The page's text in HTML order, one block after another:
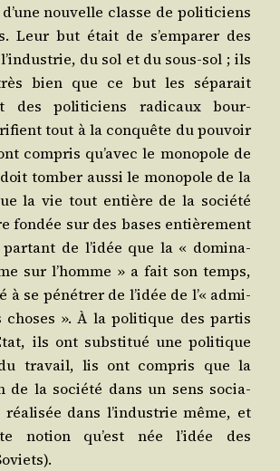
nou­velle classe de poli­ti­ciens
Leur but était de s’emparer des
du sol et du sous-sol ; ils
bien que ce but les sépa­rait
des poli­ti­ciens radi­caux bour­
tout à la conquête du pou­voir
com­pris qu’avec le mono­pole de
tom­ber aus­si le mono­pole de la
la vie tout entière de la socié­té
fon­dée sur des bases entiè­re­ment
par­tant de l’idée que la « domi­na­
sur l’homme » a fait son temps,
à se péné­trer de l’idée de l’« admi­
». À la poli­tique des par­tis
ils ont sub­sti­tué une poli­tique
tra­vail, lis ont com­pris que la
de la socié­té dans un sens socia­
dans l’industrie même, et
notion qu’est née l’idée des